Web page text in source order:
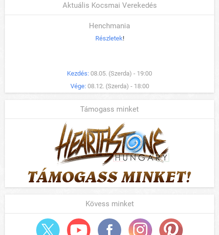
Aktuális Kocsmai Verekedés
Henchmania
Részletek!
Kezdés: 08.05. (Szerda) - 19:00
Vége: 08.12. (Szerda) - 18:00
Támogass minket
Kövess minket